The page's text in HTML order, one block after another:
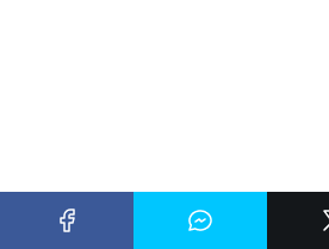
Migas vs Chilaquiles: